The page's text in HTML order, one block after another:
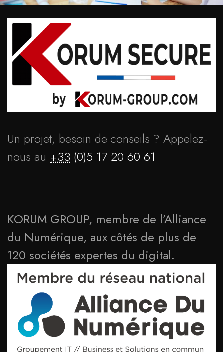
Un projet, besoin de conseils ? Appelez-
nous au +33 (0)5 17 20 60 61
KORUM GROUP, membre de l’Alliance
du Numérique, aux côtés de plus de
120 sociétés expertes du digital.